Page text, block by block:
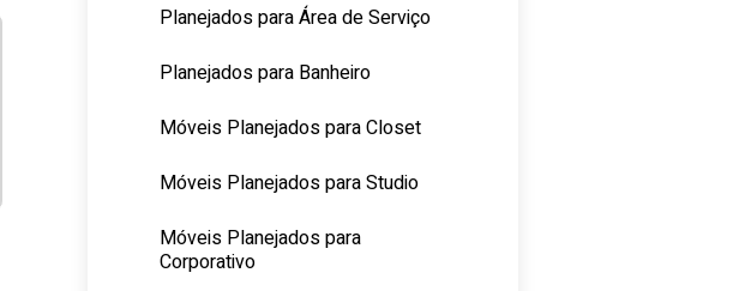
Planejados para Área de Serviço
Planejados para Banheiro
Móveis Planejados para Closet
Móveis Planejados para Studio
Móveis Planejados para
Corporativo